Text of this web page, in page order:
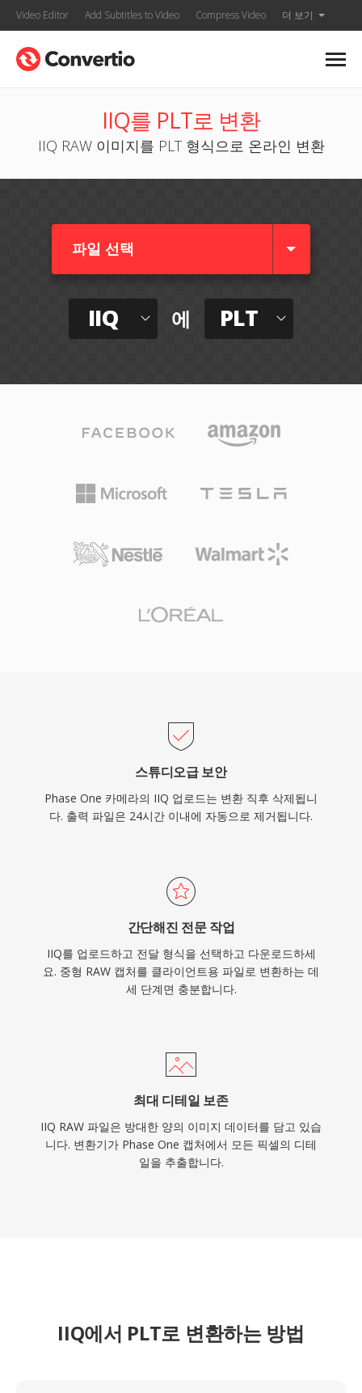
Video Editor Add Subtitles to Video Compress Video 더 보기
IIQ를 PLT로 변환
IIQ RAW 이미지를 PLT 형식으로 온라인 변환
파일 선택
IIQ 에 PLT
스튜디오급 보안
Phase One 카메라의 IIQ 업로드는 변환 직후 삭제됩니
다. 출력 파일은 24시간 이내에 자동으로 제거됩니다.
간단해진 전문 작업
IIQ를 업로드하고 전달 형식을 선택하고 다운로드하세
요. 중형 RAW 캡처를 클라이언트용 파일로 변환하는 데
세 단계면 충분합니다.
최대 디테일 보존
IIQ RAW 파일은 방대한 양의 이미지 데이터를 담고 있습
니다. 변환기가 Phase One 캡처에서 모든 픽셀의 디테
일을 추출합니다.
IIQ에서 PLT로 변환하는 방법